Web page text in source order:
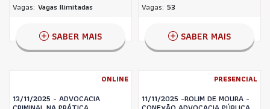
Vagas: Vagas Ilimitadas
SABER MAIS
Vagas: 53
SABER MAIS
ONLINE
13/11/2025 - ADVOCACIA
PRESENCIAL
11/11/2025 -ROLIM DE MOURA -